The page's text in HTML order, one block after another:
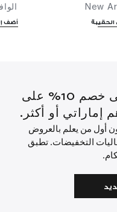
New
أضف
لفترة محدودة: احصل على خصم 10% على
أول من يعلم بالعروض
التخفيضات. تطبق